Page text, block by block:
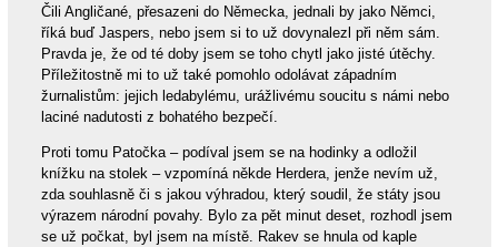
Čili Angličané, přesazeni do Německa, jednali by jako Němci,
říká buď Jaspers, nebo jsem si to už dovynalezl při něm sám.
Pravda je, že od té doby jsem se toho chytl jako jisté útěchy.
Příležitostně mi to už také pomohlo odolávat západním
žurnalistům: jejich ledabylému, urážlivému soucitu s námi nebo
laciné nadutosti z bohatého bezpečí.
Proti tomu Patočka – podíval jsem se na hodinky a odložil
knížku na stolek – vzpomíná někde Herdera, jenže nevím už,
zda souhlasně či s jakou výhradou, který soudil, že státy jsou
výrazem národní povahy. Bylo za pět minut deset, rozhodl jsem
se už počkat, byl jsem na místě. Rakev se hnula od kaple